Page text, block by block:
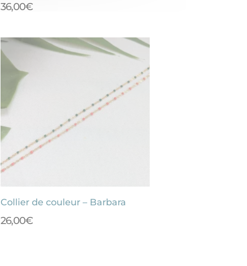
36,00€
Collier de couleur – Barbara
26,00€